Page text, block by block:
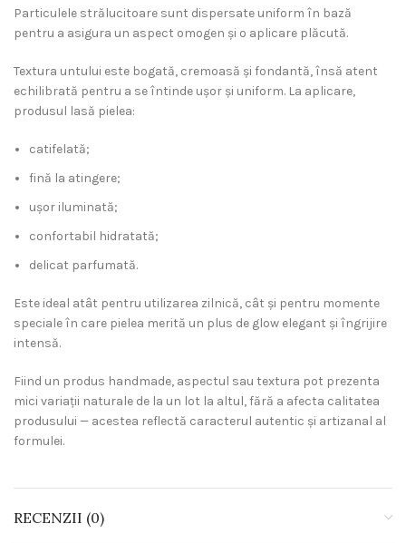
Particulele strălucitoare sunt dispersate uniform în bază
pentru a asigura un aspect omogen și o aplicare plăcută.
Textura untului este bogată, cremoasă și fondantă, însă atent
echilibrată pentru a se întinde ușor și uniform. La aplicare,
produsul lasă pielea:
catifelată;
fină la atingere;
ușor iluminată;
confortabil hidratată;
delicat parfumată.
Este ideal atât pentru utilizarea zilnică, cât și pentru momente
speciale în care pielea merită un plus de glow elegant și îngrijire
intensă.
Fiind un produs handmade, aspectul sau textura pot prezenta
mici variații naturale de la un lot la altul, fără a afecta calitatea
produsului — acestea reflectă caracterul autentic și artizanal al
formulei.
RECENZII (0)